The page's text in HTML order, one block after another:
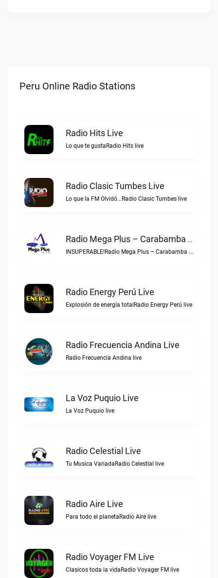
Peru Online Radio Stations
Radio Hits Live
Lo que te gustaRadio Hits live
Radio Clasic Tumbes Live
Lo que la FM Olvidó...Radio Clasic Tumbes live
Radio Mega Plus – Carabamba Live
INSUPERABLE!Radio Mega Plus – Carabamba live
Radio Energy Perú Live
Explosión de energía totalRadio Energy Perú live
Radio Frecuencia Andina Live
Radio Frecuencia Andina live
La Voz Puquio Live
La Voz Puquio live
Radio Celestial Live
Tu Musica VariadaRadio Celestial live
Radio Aire Live
Para todo el planetaRadio Aire live
Radio Voyager FM Live
Clasicos toda la vidaRadio Voyager FM live